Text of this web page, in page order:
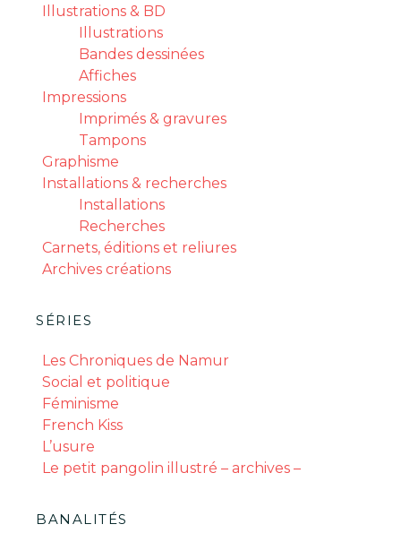
Illustrations & BD
Illustrations
Bandes dessinées
Affiches
Impressions
Imprimés & gravures
Tampons
Graphisme
Installations & recherches
Installations
Recherches
Carnets, éditions et reliures
Archives créations
SÉRIES
Les Chroniques de Namur
Social et politique
Féminisme
French Kiss
L’usure
Le petit pangolin illustré – archives –
BANALITÉS